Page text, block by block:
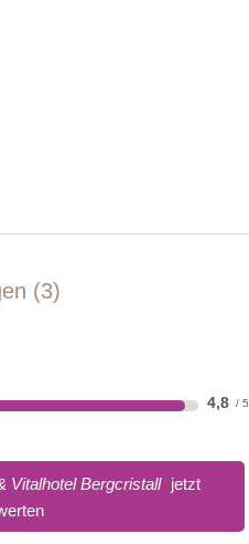
3
4,8
Vitalhotel Bergcristall
jetzt